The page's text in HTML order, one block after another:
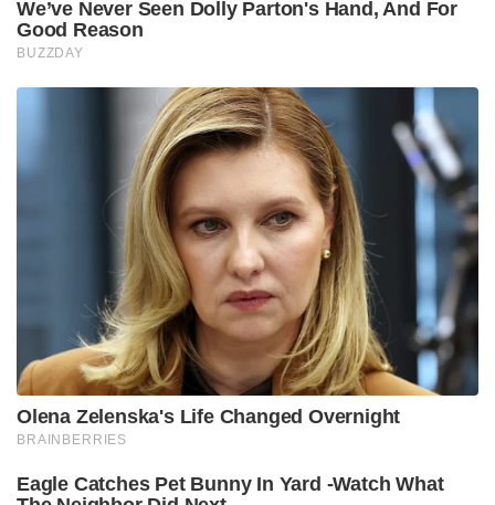
സംസ്ഥാനങ്ങൾ നിയന്ത്രിക്കണമെന്നും അദ്ദേഹം
പറയുന്നു.
ട്രംപും അദ്ദേഹത്തിന്റെ ശതകോടീശ്വരൻ ഉപദേഷ്ടാവ്
മസ്‌കും മസ്‌കിന്റെ ഗവൺമെന്റ് എഫിഷ്യൻസി
ഡിപ്പാർട്ട്മെന്റും (DOGE) ഇതിനകം തന്നെ മറ്റ് നിരവധി
സർക്കാർ ഏജൻസികളെയും പിരിച്ചുവിട്ടിട്ടുണ്ട്.
പ്രോഗ്രാമുകളെയും ജീവനക്കാരെയും
വെട്ടിച്ചുരുക്കിയായിരുന്നു നടപടി .
Tags: Donald Trump